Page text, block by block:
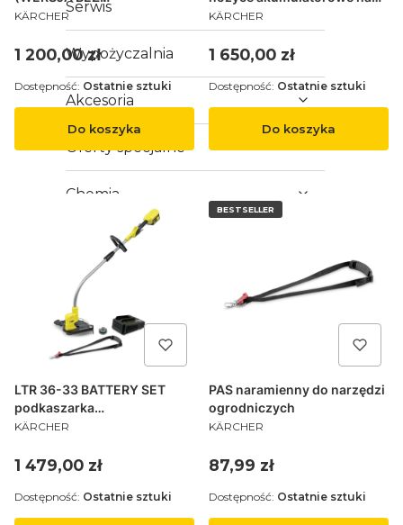
Serwis
Wypożyczalnia
Akcesoria
Oferty specjalne
Chemia
AKUMULATORA I
ŁADOWARKI) piła
łańcuchowa
PRODUCENT
KÄRCHER
Cena
1 200,00 zł
Do koszyka
Dostępność: Ostatnie sztuki
baterie
PRODUCENT
KÄRCHER
Cena
1 650,00 zł
Do koszyka
Dostępność: Ostatnie sztuki
LTR 36-33 BATTERY SET
podkaszarka
akumulatorowa, lekka
PRODUCENT
KÄRCHER
Cena
1 479,00 zł
Dostępność: Ostatnie sztuki
BESTSELLER
PAS naramienny do narzędzi
ogrodniczych
PRODUCENT
KÄRCHER
Cena
87,99 zł
Dostępność: Ostatnie sztuki